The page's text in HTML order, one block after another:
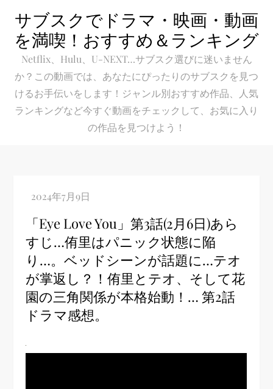
content
サブスクでドラマ・映画・動画
を満喫！おすすめ＆ランキング
Netflix、Hulu、U-NEXT…サブスク選びに迷いません
か？この動画では、あなたにぴったりのサブスクを見つ
けるお手伝いをします！ジャンル別おすすめ作品、人気
ランキングなど今すぐ動画をチェックして、お気に入り
の作品を見つけよう！
「Eye Love You」第3話(2月6日)あら
すじ…侑里はパニック状態に陥
り…。ベッドシーンが話題に…テオ
が掌返し？！侑里とテオ、そして花
園の三角関係が本格始動！… 第2話
ドラマ感想。